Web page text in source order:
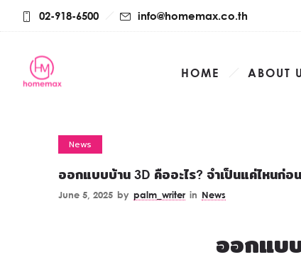
02-918-6500 info@homemax.co.th
HOME ABOUT
News
ออกแบบบ้าน 3D คืออะไร? จำเป็นแค่ไหนก่อ
June 5, 2025 by palm_writer in News
ออกแบ